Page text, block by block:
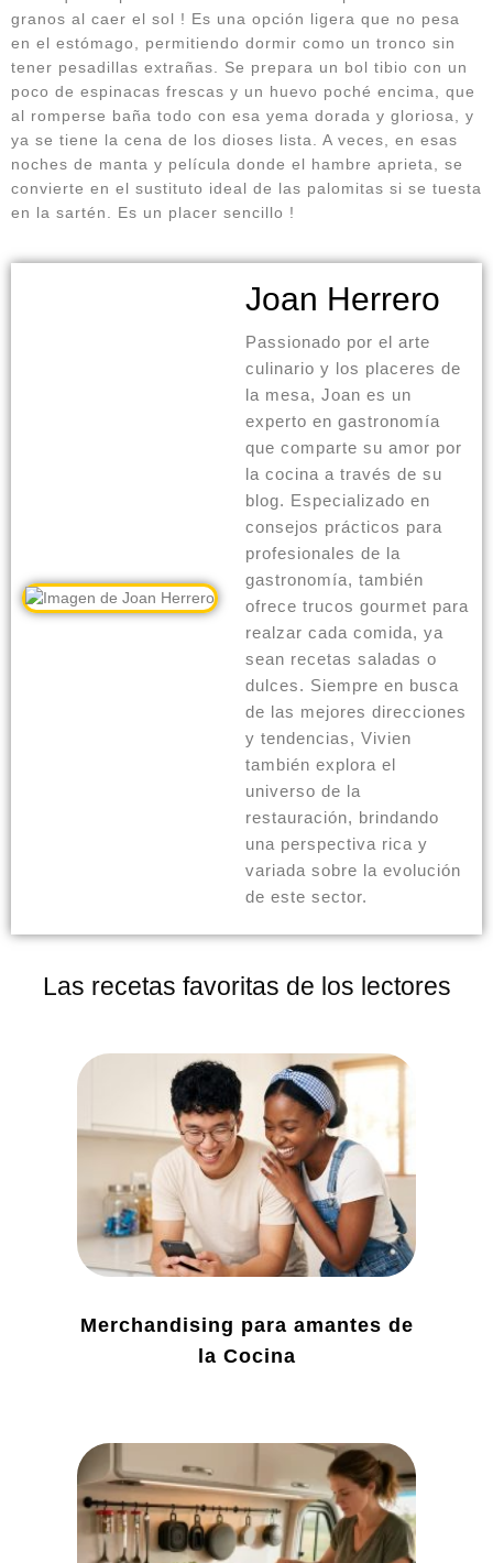
granos al caer el sol ! Es una opción ligera que no pesa
en el estómago, permitiendo dormir como un tronco sin
tener pesadillas extrañas. Se prepara un bol tibio con un
poco de espinacas frescas y un huevo poché encima, que
al romperse baña todo con esa yema dorada y gloriosa, y
ya se tiene la cena de los dioses lista. A veces, en esas
noches de manta y película donde el hambre aprieta, se
convierte en el sustituto ideal de las palomitas si se tuesta
en la sartén. Es un placer sencillo !
Joan Herrero
Passionado por el arte
culinario y los placeres de
la mesa, Joan es un
experto en gastronomía
que comparte su amor por
la cocina a través de su
blog. Especializado en
consejos prácticos para
profesionales de la
gastronomía, también
ofrece trucos gourmet para
realzar cada comida, ya
sean recetas saladas o
dulces. Siempre en busca
de las mejores direcciones
y tendencias, Vivien
también explora el
universo de la
restauración, brindando
una perspectiva rica y
variada sobre la evolución
de este sector.
Las recetas favoritas de los lectores
Merchandising para amantes de
la Cocina